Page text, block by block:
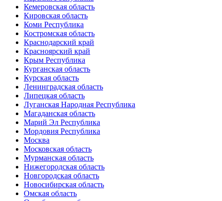
Кемеровская область
Кировская область
Коми Республика
Костромская область
Краснодарский край
Красноярский край
Крым Республика
Курганская область
Курская область
Ленинградская область
Липецкая область
Луганская Народная Республика
Магаданская область
Марий Эл Республика
Мордовия Республика
Москва
Московская область
Мурманская область
Нижегородская область
Новгородская область
Новосибирская область
Омская область